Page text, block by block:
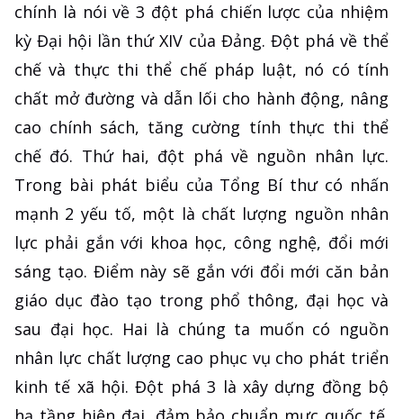
chính là nói về 3 đột phá chiến lược của nhiệm
kỳ Đại hội lần thứ XIV của Đảng. Đột phá về thể
chế và thực thi thể chế pháp luật, nó có tính
chất mở đường và dẫn lối cho hành động, nâng
cao chính sách, tăng cường tính thực thi thể
chế đó. Thứ hai, đột phá về nguồn nhân lực.
Trong bài phát biểu của Tổng Bí thư có nhấn
mạnh 2 yếu tố, một là chất lượng nguồn nhân
lực phải gắn với khoa học, công nghệ, đổi mới
sáng tạo. Điểm này sẽ gắn với đổi mới căn bản
giáo dục đào tạo trong phổ thông, đại học và
sau đại học. Hai là chúng ta muốn có nguồn
nhân lực chất lượng cao phục vụ cho phát triển
kinh tế xã hội. Đột phá 3 là xây dựng đồng bộ